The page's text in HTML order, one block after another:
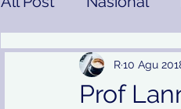
Gaya Hidup
Prof
R10 Agu